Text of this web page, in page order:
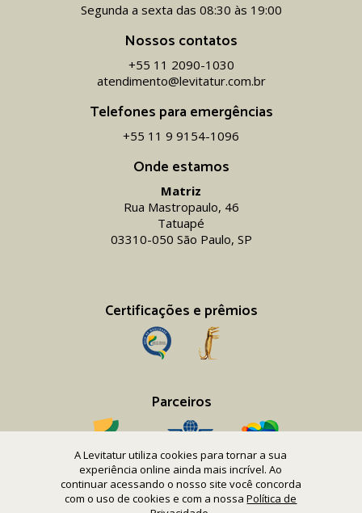
A Levitatur utiliza cookies para tornar a sua
experiência online ainda mais incrível. Ao
continuar acessando o nosso site você concorda
com o uso de cookies e com a nossaPolítica de
Onde estamos
Matriz
Rua Mastropaulo, 46
Tatuapé
03310-050 São Paulo, SP
Certificações e prêmios
Parceiros
Segunda a sexta das 08:30 às 19:00
Nossos contatos
+55 11 2090-1030
atendimento@levitatur.com.br
Telefones para emergências
+55 11 9 9154-1096‬
Copyright 2016-26 Levitatur Viagens e Turismo Ltda.